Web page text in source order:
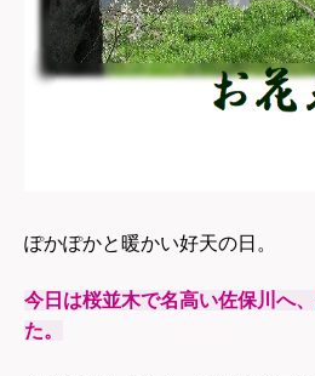
ぽかぽかと暖かい好天の日。
今日は桜並木で名高い佐保川へ、
た。